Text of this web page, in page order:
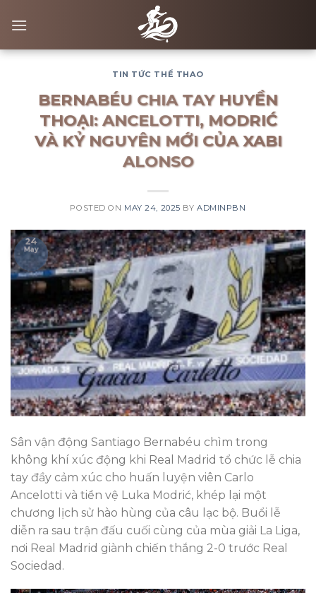
TIN TỨC THỂ THAO
BERNABÉU CHIA TAY HUYỀN
THOẠI: ANCELOTTI, MODRIĆ
VÀ KỶ NGUYÊN MỚI CỦA XABI
ALONSO
POSTED ON MAY 24, 2025 BYADMINPBN
24
May
Sân vận động Santiago Bernabéu chìm trong
không khí xúc động khi Real Madrid tổ chức lễ chia
tay đầy cảm xúc cho huấn luyện viên Carlo
Ancelotti và tiền vệ Luka Modrić, khép lại một
chương lịch sử hào hùng của câu lạc bộ. Buổi lễ
diễn ra sau trận đấu cuối cùng của mùa giải La Liga,
nơi Real Madrid giành chiến thắng 2-0 trước Real
Sociedad.